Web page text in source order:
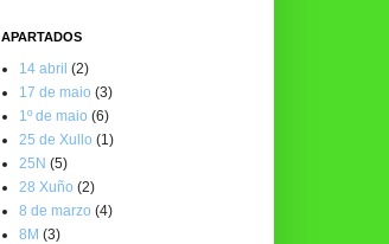
APARTADOS
14 abril (2)
17 de maio (3)
1º de maio (6)
25 de Xullo (1)
25N (5)
28 Xuño (2)
8 de marzo (4)
8M (3)